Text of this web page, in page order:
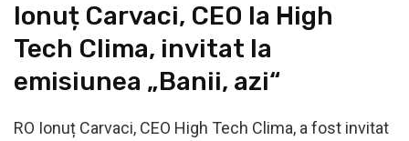
Ionuț Carvaci, CEO la High
Tech Clima, invitat la
emisiunea „Banii, azi“
RO Ionuț Carvaci, CEO High Tech Clima, a fost invitat